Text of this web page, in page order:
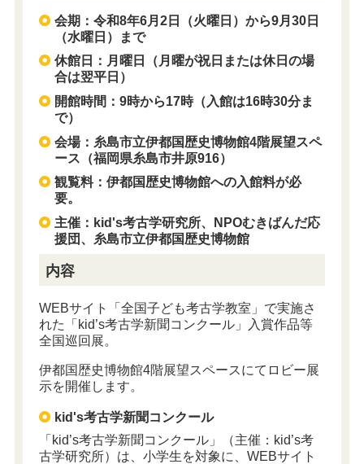
会期：令和8年6月2日（火曜日）から9月30日
（水曜日）まで
休館日：月曜日（月曜が祝日または休日の場
合は翌平日）
開館時間：9時から17時（入館は16時30分ま
で）
会場：糸島市立伊都国歴史博物館4階展望スペ
ース（福岡県糸島市井原916）
観覧料：伊都国歴史博物館への入館料が必
要。
主催：kid's考古学研究所、NPOむきばんだ応
援団、糸島市立伊都国歴史博物館
内容
WEBサイト「全国子ども考古学教室」で実施さ
れた「kid’s考古学新聞コンクール」入賞作品等
全国巡回展。
伊都国歴史博物館4階展望スペースにてロビー展
示を開催します。
kid's考古学新聞コンクール
「kid’s考古学新聞コンクール」（主催：kid’s考
古学研究所）は、小学生を対象に、WEBサイト